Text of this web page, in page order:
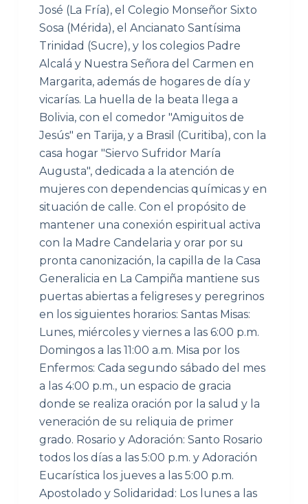
José (La Fría), el Colegio Monseñor Sixto
Sosa (Mérida), el Ancianato Santísima
Trinidad (Sucre), y los colegios Padre
Alcalá y Nuestra Señora del Carmen en
Margarita, además de hogares de día y
vicarías. La huella de la beata llega a
Bolivia, con el comedor "Amiguitos de
Jesús" en Tarija, y a Brasil (Curitiba), con la
casa hogar "Siervo Sufridor María
Augusta", dedicada a la atención de
mujeres con dependencias químicas y en
situación de calle. Con el propósito de
mantener una conexión espiritual activa
con la Madre Candelaria y orar por su
pronta canonización, la capilla de la Casa
Generalicia en La Campiña mantiene sus
puertas abiertas a feligreses y peregrinos
en los siguientes horarios: Santas Misas:
Lunes, miércoles y viernes a las 6:00 p.m.
Domingos a las 11:00 a.m. Misa por los
Enfermos: Cada segundo sábado del mes
a las 4:00 p.m., un espacio de gracia
donde se realiza oración por la salud y la
veneración de su reliquia de primer
grado. Rosario y Adoración: Santo Rosario
todos los días a las 5:00 p.m. y Adoración
Eucarística los jueves a las 5:00 p.m.
Apostolado y Solidaridad: Los lunes a las